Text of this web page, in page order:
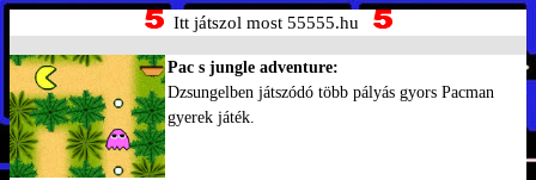
Itt játszol most 55555.hu
Pac s jungle adventure:
Dzsungelben játszódó több pályás gyors Pacman
gyerek játék.